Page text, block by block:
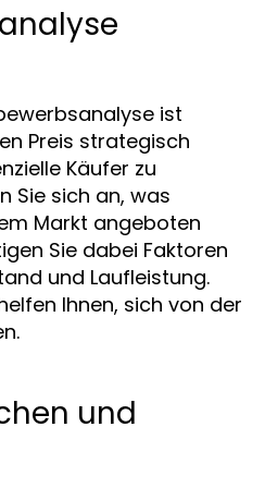
ist
Preis strategisch
Käufer zu
Sie sich an, was
Markt angeboten
Sie dabei Faktoren
und Laufleistung.
Ihnen, sich von der
und